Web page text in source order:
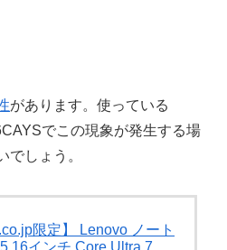
があります。使っている
でこの現象が発生する場
でしょう。
限定】 Lenovo ノート
16インチ Core Ultra 7